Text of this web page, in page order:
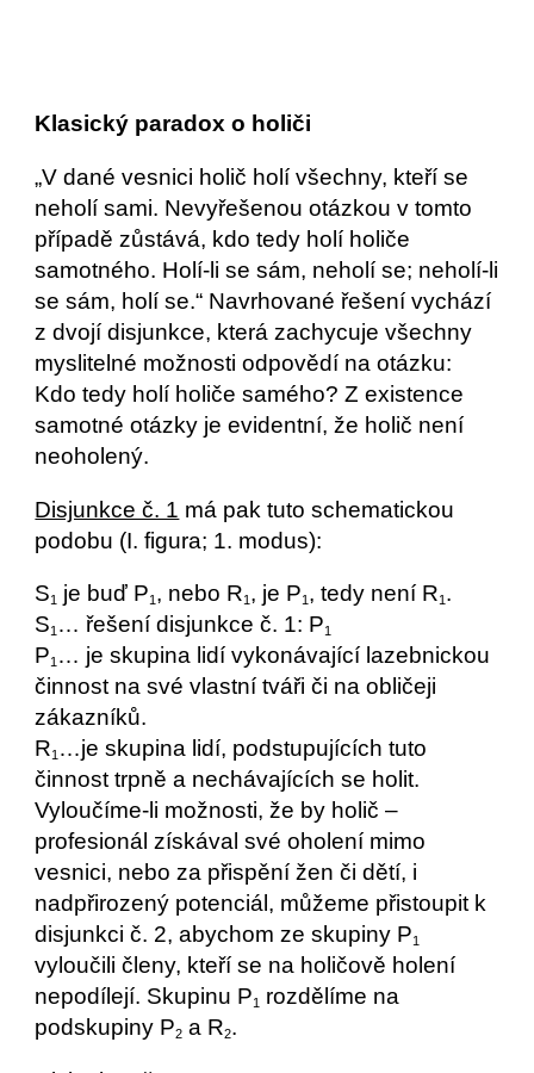
Klasický paradox o holiči
„V dané vesnici holič holí všechny, kteří se
neholí sami. Nevyřešenou otázkou v tomto
případě zůstává, kdo tedy holí holiče
samotného. Holí-li se sám, neholí se; neholí-li
se sám, holí se.“ Navrhované řešení vychází
z dvojí disjunkce, která zachycuje všechny
myslitelné možnosti odpovědí na otázku:
Kdo tedy holí holiče samého? Z existence
samotné otázky je evidentní, že holič není
neoholený.
Disjunkce č. 1 má pak tuto schematickou
podobu (I. figura; 1. modus):
S1 je buď P1 , nebo R1 , je P1 , tedy není R1 .
S1 … řešení disjunkce č. 1: P1
P1 … je skupina lidí vykonávající lazebnickou
činnost na své vlastní tváři či na obličeji
zákazníků.
R1 …je skupina lidí, podstupujících tuto
činnost trpně a nechávajících se holit.
Vyloučíme-li možnosti, že by holič –
profesionál získával své oholení mimo
vesnici, nebo za přispění žen či dětí, i
nadpřirozený potenciál, můžeme přistoupit k
disjunkci č. 2, abychom ze skupiny P1
vyloučili členy, kteří se na holičově holení
nepodílejí. Skupinu P1
rozdělíme na
podskupiny P2 a R2.